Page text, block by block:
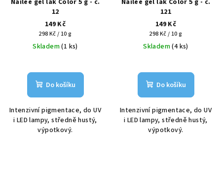
Nailee gel lak Color 5 g - č.
12
149 Kč
Měrná
cena:
298 Kč / 10 g
Skladem(1 ks)
Do košíku
Intenzivní pigmentace, do UV
i LED lampy, středně hustý,
výpotkový.
Nailee gel lak Color 5 g - č.
121
149 Kč
Měrná
cena:
298 Kč / 10 g
Skladem(4 ks)
Do košíku
Intenzivní pigmentace, do UV
i LED lampy, středně hustý,
výpotkový.